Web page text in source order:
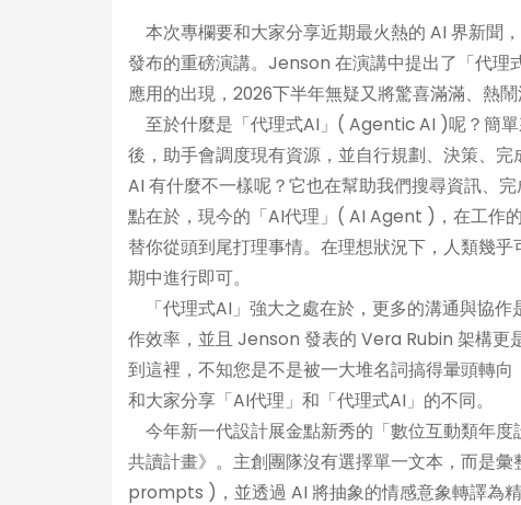
本次專欄要和大家分享近期最火熱的 AI 界新聞
發布的重磅演講。Jenson 在演講中提出了「代理
應用的出現，2026下半年無疑又將驚喜滿滿、熱鬧
至於什麼是「代理式AI」( Agentic AI )呢？簡
後，助手會調度現有資源，並自行規劃、決策、
AI 有什麼不一樣呢？它也在幫助我們搜尋資訊、
點在於，現今的「AI代理」( AI Agent )，在工作
替你從頭到尾打理事情。在理想狀況下，人類幾
期中進行即可。
「代理式AI」強大之處在於，更多的溝通與協作
作效率，並且 Jenson 發表的 Vera Rubin 架構更
到這裡，不知您是不是被一大堆名詞搞得暈頭轉
和大家分享「AI代理」和「代理式AI」的不同。
今年新一代設計展金點新秀的「數位互動類年度
共讀計畫》。主創團隊沒有選擇單一文本，而是
prompts )，並透過 AI 將抽象的情感意象轉譯為